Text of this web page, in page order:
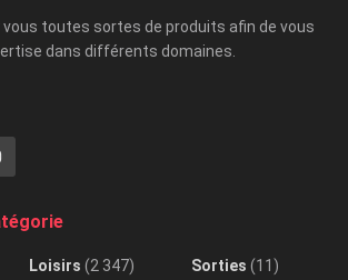
toutes sortes de produits afin de vous
dans différents domaines.
Loisirs (2 347) Sorties (11)